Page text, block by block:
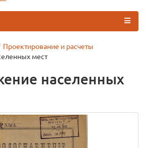
Проектирование и расчеты
мест
населенных